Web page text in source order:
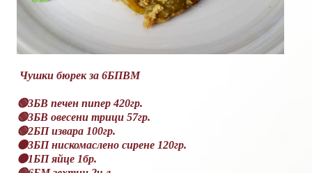
Чушки бюрек за 6БПВМ
🟢3БВ печен пипер 420гр.
🟢3БВ овесени трици 57гр.
🟢2БП извара 100гр.
🟠3БП нискомаслено сирене 120гр.
🟠1БП яйце 1бр.